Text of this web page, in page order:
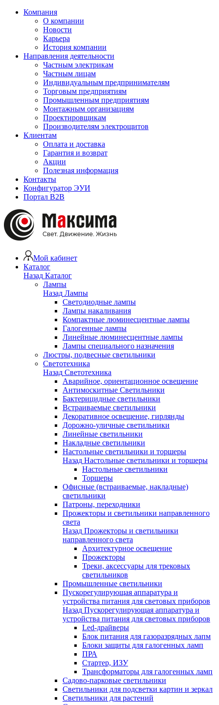
Компания
О компании
Новости
Карьера
История компании
Направления деятельности
Частным электрикам
Частным лицам
Индивидуальным предпринимателям
Торговым предприятиям
Промышленным предприятиям
Монтажным организациям
Проектировщикам
Производителям электрощитов
Клиентам
Оплата и доставка
Гарантия и возврат
Акции
Полезная информация
Контакты
Конфигуратор ЭУИ
Портал B2B
Мой кабинет
Каталог
Назад Каталог
Лампы
Назад Лампы
Светодиодные лампы
Лампы накаливания
Компактные люминесцентные лампы
Галогенные лампы
Линейные люминесцентные лампы
Лампы специального назначения
Люстры, подвесные светильники
Светотехника
Назад Светотехника
Аварийное, ориентационное освещение
Антимоскитные Светильники
Бактерицидные светильники
Встраиваемые светильники
Декоративное освещение, гирлянды
Дорожно-уличные светильники
Линейные светильники
Накладные светильники
Настольные светильники и торшеры
Назад Настольные светильники и торшеры
Настольные светильники
Торшеры
Офисные (встраиваемые, накладные)
светильники
Патроны, переходники
Прожекторы и светильники направленного
света
Назад Прожекторы и светильники
направленного света
Архитектурное освещение
Прожекторы
Треки, аксессуары для трековых
светильников
Промышленные светильники
Пускорегулирующая аппаратура и
устройства питания для световых приборов
Назад Пускорегулирующая аппаратура и
устройства питания для световых приборов
Led-драйверы
Блок питания для газоразрядных лапм
Блоки защиты для галогенных ламп
ПРА
Стартер, ИЗУ
Трансформаторы для галогенных ламп
Садово-парковые светильники
Светильники для подсветки картин и зеркал
Светильники для растений